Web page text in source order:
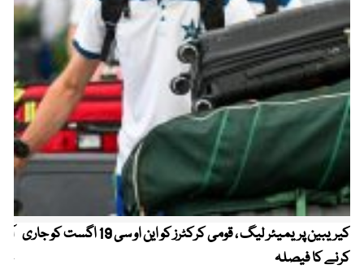
کیریبین پریمیئر لیگ ، قومی کرکٹرز کو این او سی 19 اگست کو جاری
کرنے کا فیصلہ